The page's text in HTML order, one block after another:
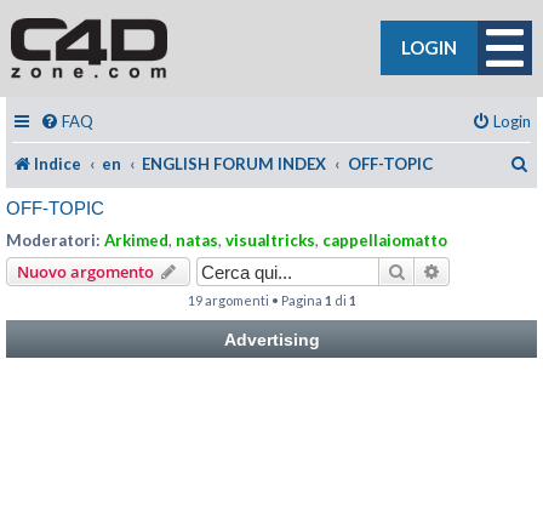
LOGIN
FAQ Login
Indice en ENGLISH FORUM INDEX OFF-TOPIC
OFF-TOPIC
Moderatori: Arkimed, natas, visualtricks, cappellaiomatto
Nuovo argomento Cerca
19 argomenti • Pagina 1 di 1
Advertising